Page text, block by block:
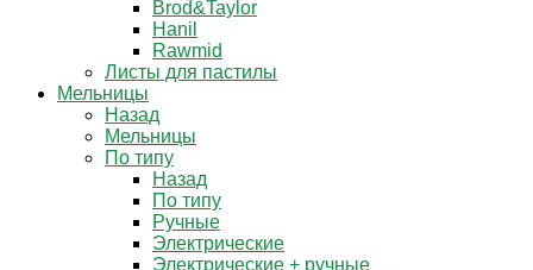
Brod&Taylor
Hanil
Rawmid
Листы для пастилы
Мельницы
Назад
Мельницы
По типу
Назад
По типу
Ручные
Электрические
Электрические + ручные